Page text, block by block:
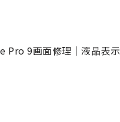
Pro 9画面修理｜液晶表示